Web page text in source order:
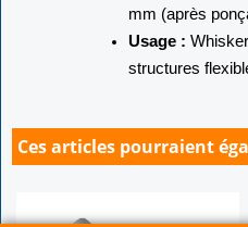
mm (après
Usage :
structures
Ces articles pourraient